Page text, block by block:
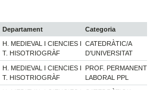
Departament
Categoria
H. MEDIEVAL I CIENCIES I
T. HISOTRIOGRÀF
CATEDRÀTIC/A
D'UNIVERSITAT
H. MEDIEVAL I CIENCIES I
T. HISOTRIOGRÀF
PROF. PERMANENT
LABORAL PPL